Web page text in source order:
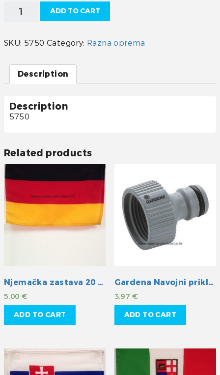
Hrvatska
zastava
X
60
quantity
ADD TO CART
SKU: 5750 Category: Razna oprema
Description
Description
5750
Related products
Njemačka zastava 20 X 30 cm
5,00 €
ADD TO CART
Gardena Navojni priključak 1/2″
3,97 €
ADD TO CART